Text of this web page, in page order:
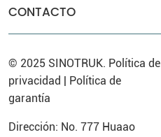
CONTACTO
© 2025 SINOTRUK. Política de
privacidad
Política de
garantía
Dirección: No. 777 Huaao